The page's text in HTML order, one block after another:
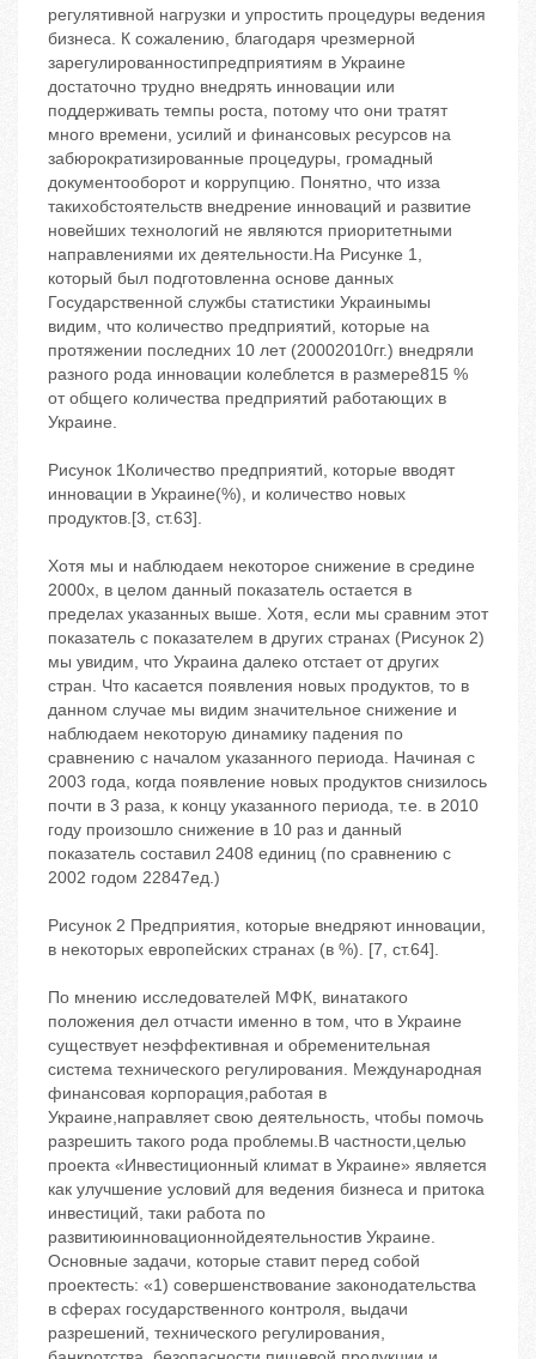
регулятивной нагрузки и упростить процедуры ведения
бизнеса. К сожалению, благодаря чрезмерной
зарегулированностипредприятиям в Украине
достаточно трудно внедрять инновации или
поддерживать темпы роста, потому что они тратят
много времени, усилий и финансовых ресурсов на
забюрократизированные процедуры, громадный
документооборот и коррупцию. Понятно, что изза
такихобстоятельств внедрение инноваций и развитие
новейших технологий не являются приоритетными
направлениями их деятельности.На Рисунке 1,
который был подготовленна основе данных
Государственной службы статистики Украинымы
видим, что количество предприятий, которые на
протяжении последних 10 лет (20002010гг.) внедряли
разного рода инновации колеблется в размере815 %
от общего количества предприятий работающих в
Украине.
Рисунок 1Количество предприятий, которые вводят
инновации в Украине(%), и количество новых
продуктов.[3, ст.63].
Хотя мы и наблюдаем некоторое снижение в средине
2000х, в целом данный показатель остается в
пределах указанных выше. Хотя, если мы сравним этот
показатель с показателем в других странах (Рисунок 2)
мы увидим, что Украина далеко отстает от других
стран. Что касается появления новых продуктов, то в
данном случае мы видим значительное снижение и
наблюдаем некоторую динамику падения по
сравнению с началом указанного периода. Начиная с
2003 года, когда появление новых продуктов снизилось
почти в 3 раза, к концу указанного периода, т.е. в 2010
году произошло снижение в 10 раз и данный
показатель составил 2408 единиц (по сравнению с
2002 годом 22847ед.)
Рисунок 2 Предприятия, которые внедряют инновации,
в некоторых европейских странах (в %). [7, ст.64].
По мнению исследователей МФК, винатакого
положения дел отчасти именно в том, что в Украине
существует неэффективная и обременительная
система технического регулирования. Международная
финансовая корпорация,работая в
Украине,направляет свою деятельность, чтобы помочь
разрешить такого рода проблемы.В частности,целью
проекта «Инвестиционный климат в Украине» является
как улучшение условий для ведения бизнеса и притока
инвестиций, таки работа по
развитиюинновационнойдеятельностив Украине.
Основные задачи, которые ставит перед собой
проектесть: «1) совершенствование законодательства
в сферах государственного контроля, выдачи
разрешений, технического регулирования,